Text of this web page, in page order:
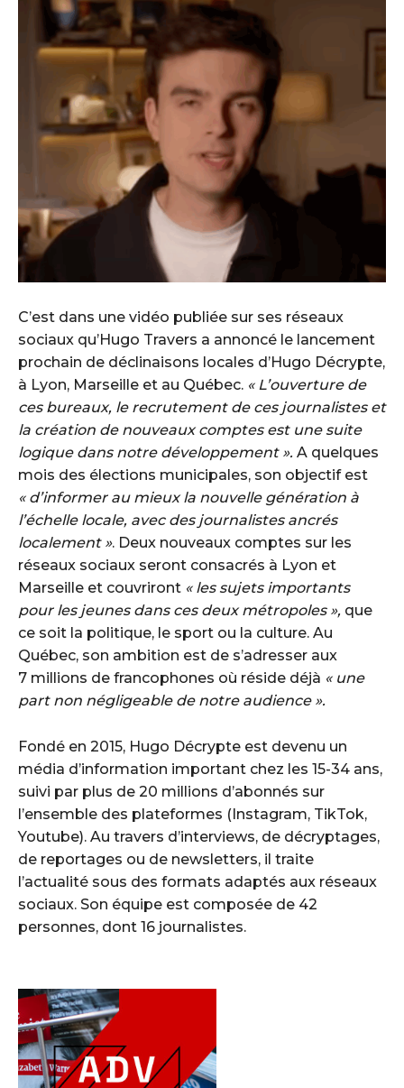
C’est dans une vidéo publiée sur ses réseaux
sociaux qu’Hugo Travers a annoncé le lancement
prochain de déclinaisons locales d’Hugo Décrypte,
à Lyon, Marseille et au Québec. « L’ouverture de
ces bureaux, le recrutement de ces journalistes et
la création de nouveaux comptes est une suite
logique dans notre développement ». A quelques
mois des élections municipales, son objectif est
« d’informer au mieux la nouvelle génération à
l’échelle locale, avec des journalistes ancrés
localement ». Deux nouveaux comptes sur les
réseaux sociaux seront consacrés à Lyon et
Marseille et couvriront « les sujets importants
pour les jeunes dans ces deux métropoles », que
ce soit la politique, le sport ou la culture. Au
Québec, son ambition est de s’adresser aux
7 millions de francophones où réside déjà « une
part non négligeable de notre audience ».
Fondé en 2015, Hugo Décrypte est devenu un
média d’information important chez les 15-34 ans,
suivi par plus de 20 millions d’abonnés sur
l’ensemble des plateformes (Instagram, TikTok,
Youtube). Au travers d’interviews, de décryptages,
de reportages ou de newsletters, il traite
l’actualité sous des formats adaptés aux réseaux
sociaux. Son équipe est composée de 42
personnes, dont 16 journalistes.